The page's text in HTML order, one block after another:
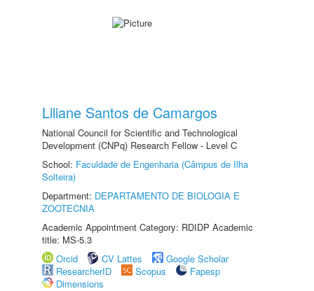
Liliane Santos de Camargos
National Council for Scientific and Technological
Development (CNPq) Research Fellow - Level C
School: Faculdade de Engenharia (Câmpus de Ilha
Solteira)
Department: DEPARTAMENTO DE BIOLOGIA E
ZOOTECNIA
Academic Appointment Category: RDIDP Academic
title: MS-5.3
Orcid
CV Lattes
Google Scholar
ResearcherID
Scopus
Fapesp
Dimensions